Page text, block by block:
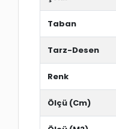
Taban
Tarz-Desen
Renk
Ölçü (Cm)